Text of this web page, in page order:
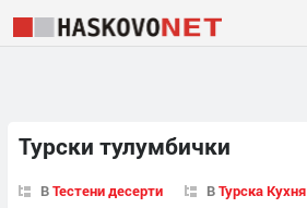
Турски тулумбички
ВТестени десерти ВТурска Кухня